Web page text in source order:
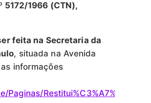
5172/1966 (CTN),
feita na Secretaria da
, situada na Avenida
informações
Restitui%C3%A7%C3%A3o-